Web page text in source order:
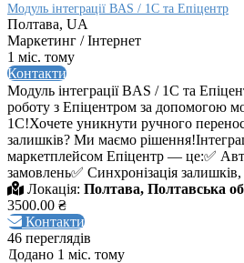
Модуль інтеграції BAS / 1C та Епіцентр
Полтава, UA
Маркетинг / Інтернет
1 міс. тому
Контакти
Модуль інтеграції BAS / 1C та
роботу з Епіцентром за допомогою
1С!Хочете уникнути ручного
залишків? Ми маємо
маркетплейсом Епіцентр — це:✅
замовлень✅ Синхронізація залишків,
Локація: Полтава, Полтавська
3500.00 ₴
Контакти
46 переглядів
Додано 1 міс. тому